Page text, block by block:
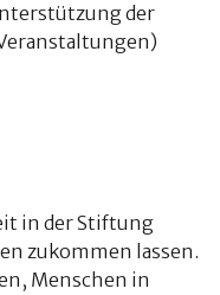
der
in der Stiftung
zukommen lassen.
Menschen in